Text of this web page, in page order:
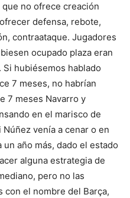
no ofrece creación
defensa, rebote,
contraataque. Jugadores
ocupado plaza eran
Si hubiésemos hablado
7 meses, no habrían
7 meses Navarro y
en el marisco de
venía a cenar o en
año más, dado el estado
alguna estrategia de
pero no las
con el nombre del Barça,